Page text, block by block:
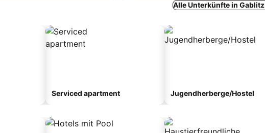
Alle Unterkünfte in
Serviced apartment Jugendherberge/Hostel